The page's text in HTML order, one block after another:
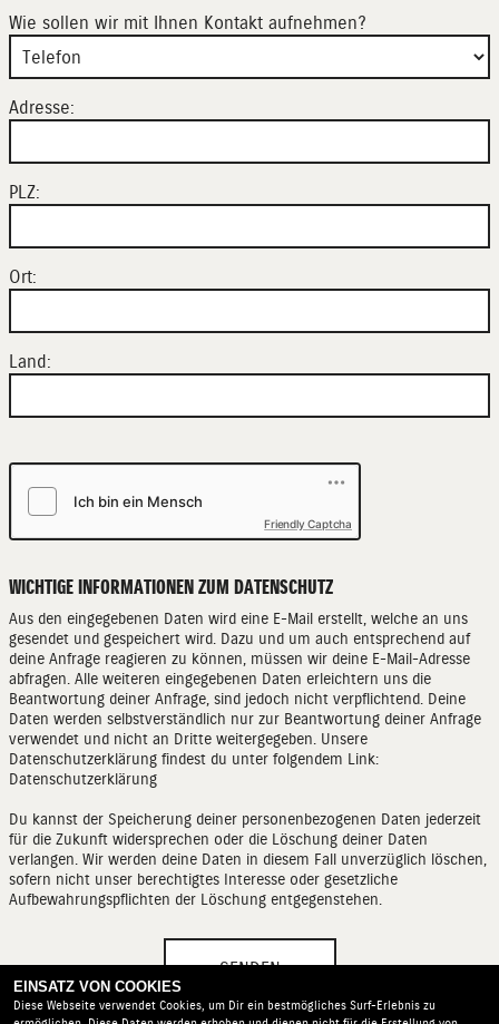
Wie sollen wir mit Ihnen Kontakt aufnehmen?
Adresse:
PLZ:
Ort:
Land:
Friendly Captcha
WICHTIGE INFORMATIONEN ZUM DATENSCHUTZ
Aus den eingegebenen Daten wird eine E-Mail erstellt, welche an uns
gesendet und gespeichert wird. Dazu und um auch entsprechend auf
deine Anfrage reagieren zu können, müssen wir deine E-Mail-Adresse
abfragen. Alle weiteren eingegebenen Daten erleichtern uns die
Beantwortung deiner Anfrage, sind jedoch nicht verpflichtend. Deine
Daten werden selbstverständlich nur zur Beantwortung deiner Anfrage
verwendet und nicht an Dritte weitergegeben. Unsere
Datenschutzerklärung findest du unter folgendem Link:
Datenschutzerklärung
Du kannst der Speicherung deiner personenbezogenen Daten jederzeit
für die Zukunft widersprechen oder die Löschung deiner Daten
verlangen. Wir werden deine Daten in diesem Fall unverzüglich löschen,
sofern nicht unser berechtigtes Interesse oder gesetzliche
Aufbewahrungspflichten der Löschung entgegenstehen.
SENDEN
EINSATZ VON COOKIES
Diese Webseite verwendet Cookies, um Dir ein bestmögliches Surf-Erlebnis zu